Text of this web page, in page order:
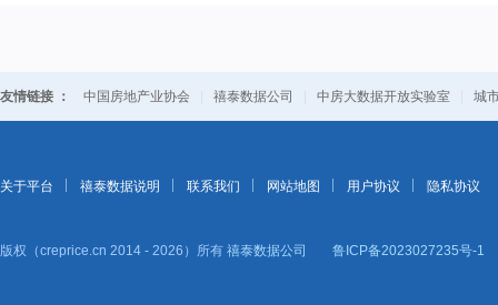
友情链接 ： 中国房地产业协会 禧泰数据公司 中房大数据开放实验室 城
关于平台 禧泰数据说明 联系我们 网站地图 用户协议 隐私协议
版权（creprice.cn 2014 - 2026）所有 禧泰数据公司 鲁ICP备2023027235号-1